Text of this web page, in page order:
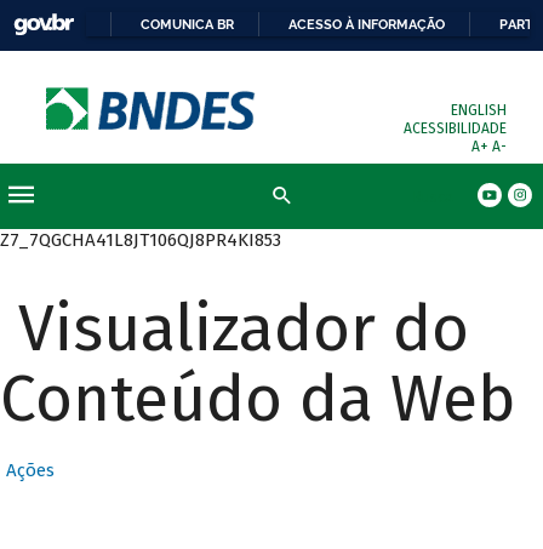
COMUNICA BR ACESSO À INFORMAÇÃO
ENGLISH
ACESSIBILIDADE
A+ A-
Z7_7QGCHA41L8JT106QJ8PR4KI853
Visualizador do
Conteúdo da Web
Ações